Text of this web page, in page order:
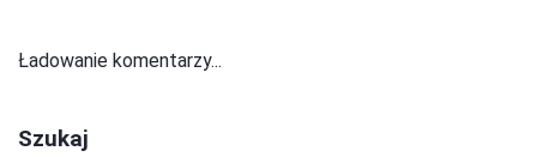
Ładowanie komentarzy...
Szukaj